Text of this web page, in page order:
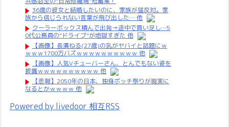
36歳の彼女と結婚したいのに、家族が猛反対。家
族から信じられない言葉が飛び出した… 他
クーラーボックス積んで出発→途中で買い足し…5
0代公務員の“ドライブ”が地獄すぎた 他
【画像】長濱ねる(27歳)の乳がヤバイと話題にｗ
ｗｗｗ1700万バズｗｗｗｗｗｗｗｗｗｗ 他
【画像】人気Vチューバーさん、とんでもない姿を
披露ｗｗｗｗｗｗｗｗｗｗ 他
【悲報】2050年の日本、独身ボッチ祭りが現実に
なるとかｗｗｗｗ 他
Powered by livedoor 相互RSS